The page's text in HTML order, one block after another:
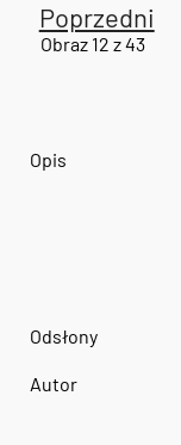
Poprzedni
Obraz 12 z 43
Opis
Odsłony
Autor